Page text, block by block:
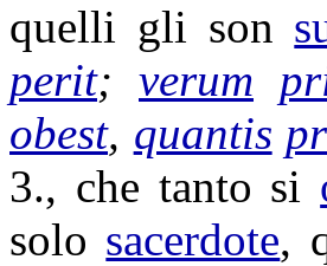
quelli gli son
perit; verum
obest, quantis
3., che tanto si
solo sacerdote,